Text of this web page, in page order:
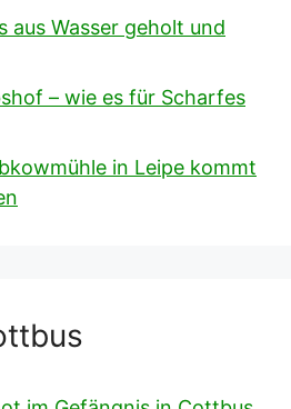
aus Wasser geholt und
– wie es für Scharfes
in Leipe kommt